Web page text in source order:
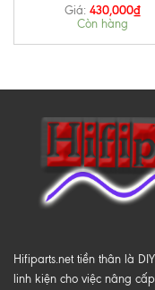
Giá: 430,000₫
Còn hàng
Hifiparts.net tiền thân là
linh kiện cho việc nâng